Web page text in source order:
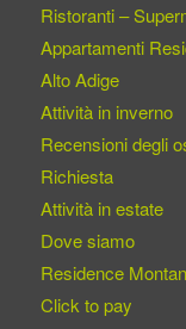
Ristoranti –
Appartamenti
Alto Adige
Attività in inverno
Recensioni degli
Richiesta
Attività in estate
Dove siamo
Residence
Click to pay